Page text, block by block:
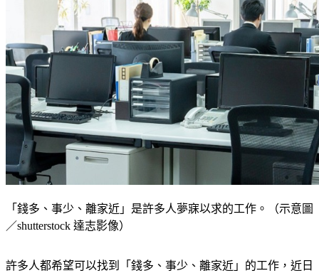
「錢多、事少、離家近」是許多人夢寐以求的工作。（示意圖
／shutterstock 達志影像）
許多人都希望可以找到「錢多、事少、離家近」的工作，近日